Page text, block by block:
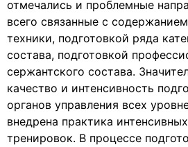
отмечались и проблемные
всего связанные с
техники, подготовкой ряда
состава, подготовкой
сержантского состава.
качество и интенсивность
органов управления всех
внедрена практика
тренировок. В процессе